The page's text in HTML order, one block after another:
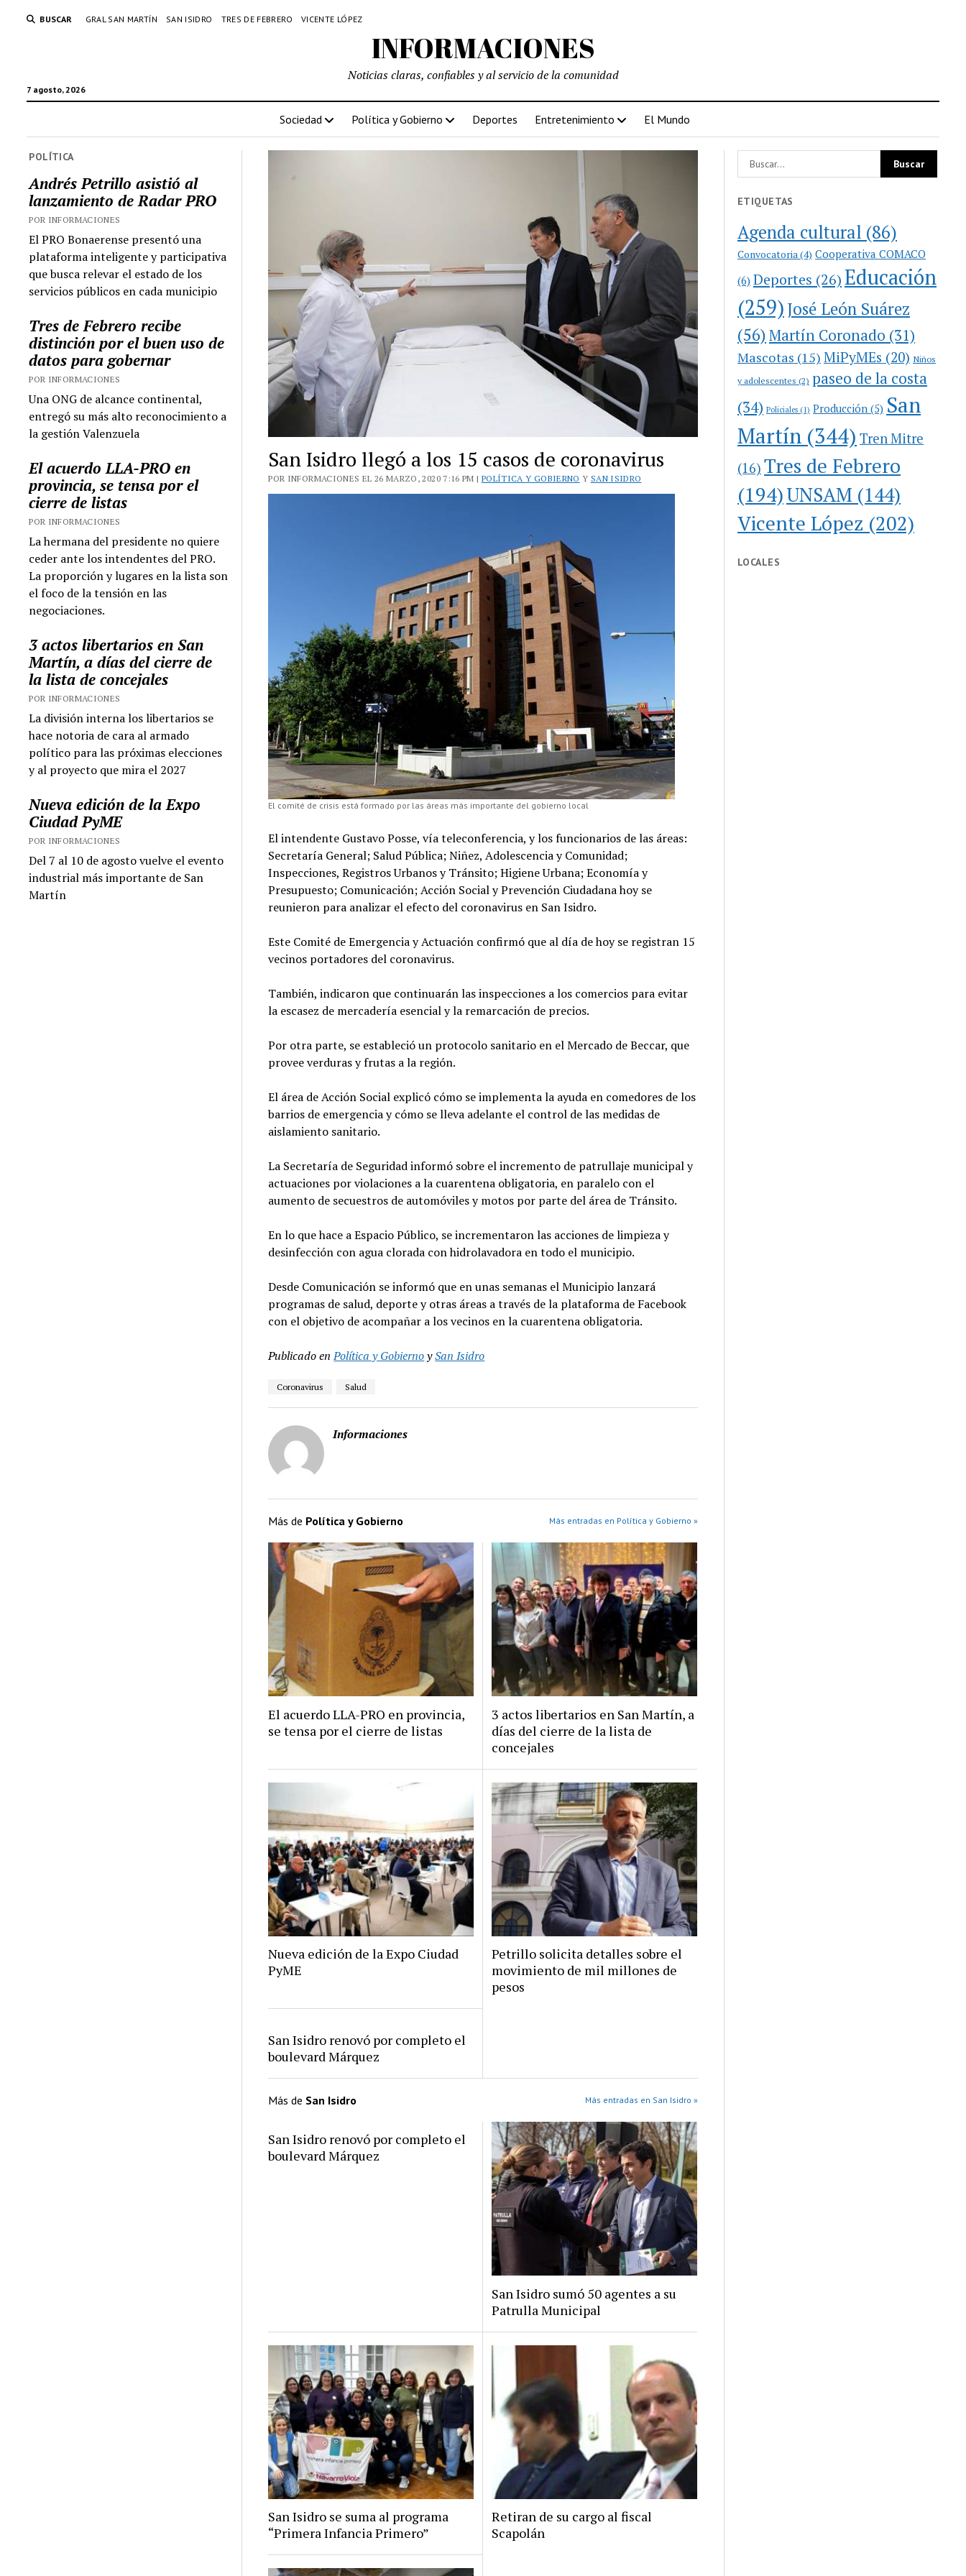
BUSCAR GRAL SAN MARTÍN SAN ISIDRO TRES DE FEBRERO VICENTE LÓPEZ
INFORMACIONES
7 agosto, 2026
Noticias claras, confiables y al servicio de la comunidad
Sociedad Política y Gobierno Deportes Entretenimiento El Mundo
POLÍTICA
Andrés Petrillo asistió al
lanzamiento de Radar PRO
POR INFORMACIONES
El PRO Bonaerense presentó una
plataforma inteligente y participativa
que busca relevar el estado de los
servicios públicos en cada municipio
Tres de Febrero recibe
distinción por el buen uso de
datos para gobernar
POR INFORMACIONES
Una ONG de alcance continental,
entregó su más alto reconocimiento a
la gestión Valenzuela
El acuerdo LLA-PRO en
provincia, se tensa por el
cierre de listas
POR INFORMACIONES
La hermana del presidente no quiere
ceder ante los intendentes del PRO.
La proporción y lugares en la lista son
el foco de la tensión en las
negociaciones.
3 actos libertarios en San
Martín, a días del cierre de
la lista de concejales
POR INFORMACIONES
La división interna los libertarios se
hace notoria de cara al armado
político para las próximas elecciones
y al proyecto que mira el 2027
Nueva edición de la Expo
Ciudad PyME
POR INFORMACIONES
Del 7 al 10 de agosto vuelve el evento
industrial más importante de San
Martín
San Isidro llegó a los 15 casos de coronavirus
POR INFORMACIONES EL 26 MARZO, 2020 7:16 PM | POLÍTICA Y GOBIERNO Y SAN ISIDRO
El comité de crisis está formado por las áreas más importante del gobierno local
El intendente Gustavo Posse, vía teleconferencia, y los funcionarios de las áreas:
Secretaría General; Salud Pública; Niñez, Adolescencia y Comunidad;
Inspecciones, Registros Urbanos y Tránsito; Higiene Urbana; Economía y
Presupuesto; Comunicación; Acción Social y Prevención Ciudadana hoy se
reunieron para analizar el efecto del coronavirus en San Isidro.
Este Comité de Emergencia y Actuación confirmó que al día de hoy se registran 15
vecinos portadores del coronavirus.
También, indicaron que continuarán las inspecciones a los comercios para evitar
la escasez de mercadería esencial y la remarcación de precios.
Por otra parte, se estableció un protocolo sanitario en el Mercado de Beccar, que
provee verduras y frutas a la región.
El área de Acción Social explicó cómo se implementa la ayuda en comedores de los
barrios de emergencia y cómo se lleva adelante el control de las medidas de
aislamiento sanitario.
La Secretaría de Seguridad informó sobre el incremento de patrullaje municipal y
actuaciones por violaciones a la cuarentena obligatoria, en paralelo con el
aumento de secuestros de automóviles y motos por parte del área de Tránsito.
En lo que hace a Espacio Público, se incrementaron las acciones de limpieza y
desinfección con agua clorada con hidrolavadora en todo el municipio.
Desde Comunicación se informó que en unas semanas el Municipio lanzará
programas de salud, deporte y otras áreas a través de la plataforma de Facebook
con el objetivo de acompañar a los vecinos en la cuarentena obligatoria.
Publicado en Política y GobiernoySan Isidro
Coronavirus Salud
Informaciones
Más de Política y Gobierno Más entradas en Política y Gobierno »
El acuerdo LLA-PRO en provincia,
se tensa por el cierre de listas
3 actos libertarios en San Martín, a
días del cierre de la lista de
concejales
Nueva edición de la Expo Ciudad
PyME
Petrillo solicita detalles sobre el
movimiento de mil millones de
pesos
San Isidro renovó por completo el
boulevard Márquez
Más de San Isidro Más entradas en San Isidro »
San Isidro renovó por completo el
boulevard Márquez
San Isidro sumó 50 agentes a su
Patrulla Municipal
San Isidro se suma al programa
“Primera Infancia Primero”
Retiran de su cargo al fiscal
Scapolán
ETIQUETAS
Agenda cultural (86)
Convocatoria (4) Cooperativa COMACO
(6) Deportes (26)Educación
(259)José León Suárez
(56)Martín Coronado (31)
Mascotas (15) MiPyMEs (20) Niños
y adolescentes (2) paseo de la costa
(34) Policiales (1) Producción (5) San
Martín (344) Tren Mitre
(16) Tres de Febrero
(194)UNSAM (144)
Vicente López (202)
LOCALES